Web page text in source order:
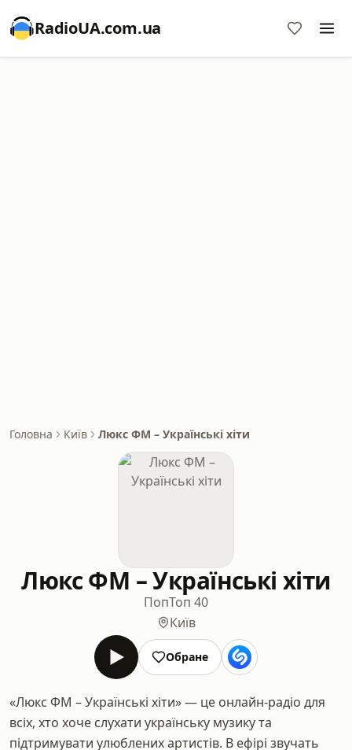
RadioUA.com.ua
Головна Київ Люкс ФМ – Українські хіти
Люкс ФМ – Українські хіти
ПопТоп 40
Київ
Обране
«Люкс ФМ – Українські хіти» — це онлайн-радіо для
всіх, хто хоче слухати українську музику та
підтримувати улюблених артистів. В ефірі звучать